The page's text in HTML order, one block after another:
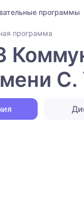
программы
программа
С.